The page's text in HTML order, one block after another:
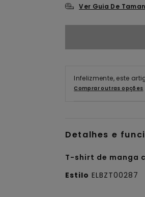
Ver Guia De
Infelizmente, este
Comprar outras opções
Detalhes e
T-shirt de manga
Estilo ELBZT00287